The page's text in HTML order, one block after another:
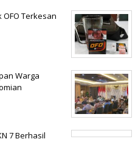
Terkesan
Warga
7 Berhasil